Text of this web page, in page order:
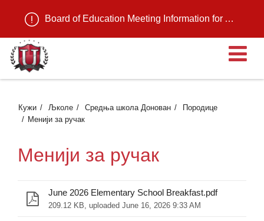
Board of Education Meeting Information for August 11, 2026
Кужи Љколе Средња школа Донован
Породице
Менији за ручак
Менији за ручак
June 2026 Elementary School Breakfast.pdf
209.12 KB, uploaded June 16, 2026 9:33 AM